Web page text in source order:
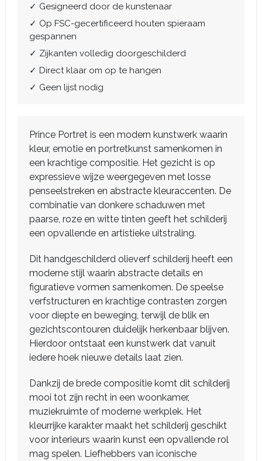
✓ Gesigneerd door de kunstenaar
✓ Op FSC-gecertificeerd houten spieraam
gespannen
✓ Zijkanten volledig doorgeschilderd
✓ Direct klaar om op te hangen
✓ Geen lijst nodig
Prince Portret is een modern kunstwerk waarin
kleur, emotie en portretkunst samenkomen in
een krachtige compositie. Het gezicht is op
expressieve wijze weergegeven met losse
penseelstreken en abstracte kleuraccenten. De
combinatie van donkere schaduwen met
paarse, roze en witte tinten geeft het schilderij
een opvallende en artistieke uitstraling.
Dit handgeschilderd olieverf schilderij heeft een
moderne stijl waarin abstracte details en
figuratieve vormen samenkomen. De speelse
verfstructuren en krachtige contrasten zorgen
voor diepte en beweging, terwijl de blik en
gezichtscontouren duidelijk herkenbaar blijven.
Hierdoor ontstaat een kunstwerk dat vanuit
iedere hoek nieuwe details laat zien.
Dankzij de brede compositie komt dit schilderij
mooi tot zijn recht in een woonkamer,
muziekruimte of moderne werkplek. Het
kleurrijke karakter maakt het schilderij geschikt
voor interieurs waarin kunst een opvallende rol
mag spelen. Liefhebbers van iconische